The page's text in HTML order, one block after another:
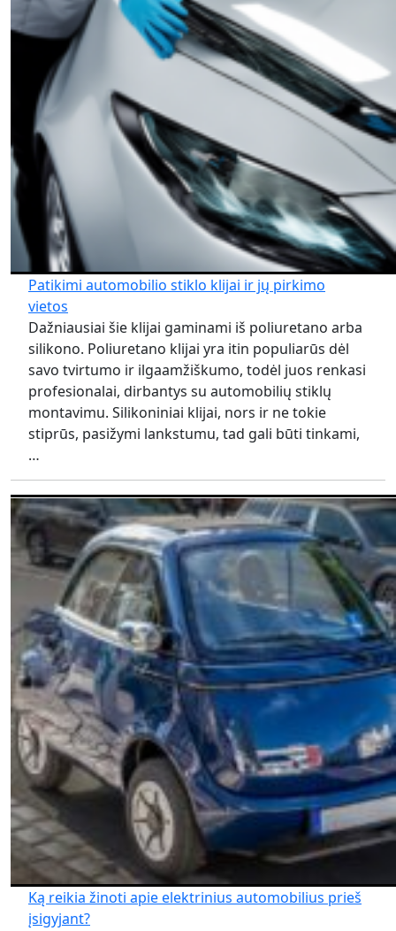
Patikimi automobilio stiklo klijai ir jų pirkimo
vietos
Dažniausiai šie klijai gaminami iš poliuretano arba
silikono. Poliuretano klijai yra itin populiarūs dėl
savo tvirtumo ir ilgaamžiškumo, todėl juos renkasi
profesionalai, dirbantys su automobilių stiklų
montavimu. Silikoniniai klijai, nors ir ne tokie
stiprūs, pasižymi lankstumu, tad gali būti tinkami,
…
Ką reikia žinoti apie elektrinius automobilius prieš
įsigyjant?